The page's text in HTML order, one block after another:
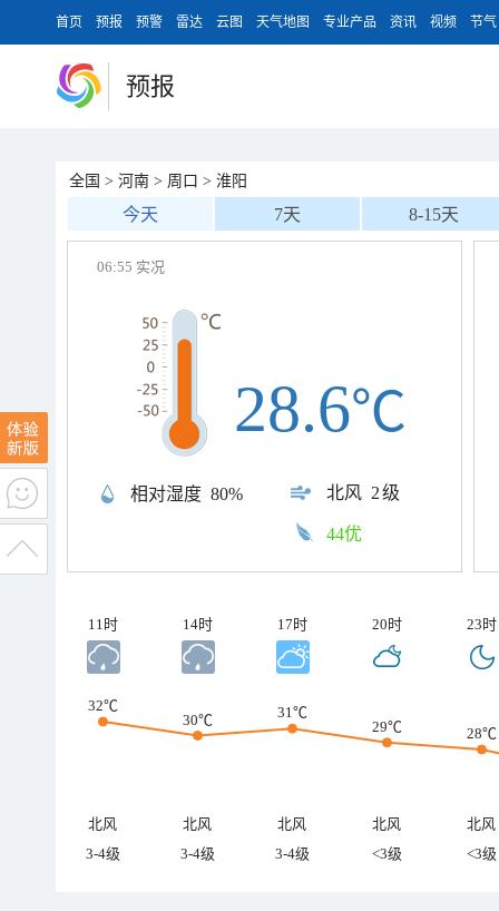
首页 预报 预警 雷达 云图 天气地图 专业产品 资讯 视频 节气
预报
全国 > 河南 > 周口 > 淮阳
今天 7天 8-15天
06:55 实况
相对湿度 80% 北风 2级
28.6℃
44优
11时 14时 17时 20时 23时
32℃
30℃
31℃
29℃
28℃
北风 北风 北风 北风
北风
3-4级
3-4级 3-4级 <3级 <3级